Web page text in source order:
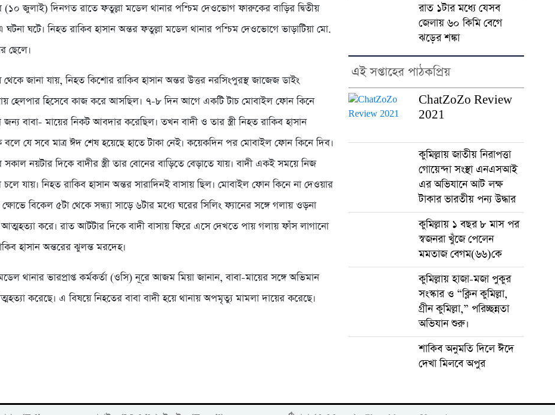
(১০ জুলাই) দিনগত রাতে ফতুল্লা মডেল থানার পশ্চিম দেওভোগ ফারুকের বাড়ির দ্বিতীয়
ঘটে। নিহত রাকিব হাসান অন্তর ফতুল্লা মডেল থানার পশ্চিম দেওভোগে ভাড়াটিয়া মো.
ছেলে।
থেকে জানা যায়, নিহত কিশোর রাকিব হাসান অন্তর উত্তর নরসিংপুরস্থ জাজেজ ডাইং
হেলপার হিসেবে কাজ করে আসছিল। ৭-৮ দিন আগে একটি টাচ মোবাইল ফোন কিনে
জন্য বাবা- মায়ের নিকট আবদার করেছিল। তখন বাদী ও তার স্ত্রী নিহত রাকিব হাসান
বলে যে সবে মাত্র ঈদ শেষ হয়েছে হাতে টাকা নেই। কয়েকদিন পর মোবাইল ফোন কিনে দিব।
সকাল নয়টার দিকে বাদীর স্ত্রী তার বোনের বাড়িতে বেড়াতে যায়। বাদী একই সময়ে নিজ
চলে যায়। নিহত রাকিব হাসান অন্তর সারাদিনই বাসায় ছিল। মোবাইল ফোন কিনে না দেওয়ার
বিকেল ৫টা থেকে সন্ধ্যা সাড়ে ৬টার মধ্যে ঘরের সিলিং ফ্যানের সঙ্গে গলায় ওড়না
আত্মহত্যা করে। রাত আটটার দিকে বাদী বাসায় ফিরে এসে দেখতে পায় গলায় ফাঁস লাগানো
হাসান অন্তরের ঝুলন্ত মরদেহ।
থানার ভারপ্রাপ্ত কর্মকর্তা (ওসি) নূরে আজম মিয়া জানান, বাবা-মায়ের সঙ্গে অভিমান
করেছে। এ বিষয়ে নিহতের বাবা বাদী হয়ে থানায় অপমৃত্যু মামলা দায়ের করেছে।
রাত ১টার মধ্যে যেসব
জেলায় ৬০ কিমি বেগে
ঝড়ের শঙ্কা
এই সপ্তাহের পাঠকপ্রিয়
ChatZoZo Review
2021
কুমিল্লায় জাতীয় নিরাপত্তা
গোয়েন্দা সংস্থা এনএসআই
এর অভিযানে আট লক্ষ
টাকার ভারতীয় পন্য উদ্ধার
কুমিল্লায় ১ বছর ৮ মাস পর
স্বজনরা খুঁজে পেলেন
মমতাজ বেগম(৬৬)কে
কুমিল্লায় হাজা-মজা পুকুর
সংস্কার ও “ক্লিন কুমিল্লা,
গ্রীন কুমিল্লা,” পরিচ্ছন্নতা
অভিযান শুরু।
শাকিব অনুমতি দিলে ঈদে
দেখা মিলবে অপুর